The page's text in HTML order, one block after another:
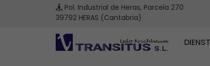
Pol. Industrial de Heras, Parcela 270
39792 HERAS (Cantabria)